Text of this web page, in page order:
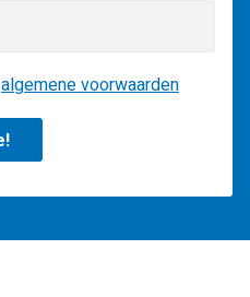
algemene voorwaarden